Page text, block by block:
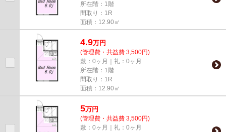
所在階：1階
間取り：1R
面積：12.90㎡
4.9万円
(管理費・共益費 3,500円)
敷：0ヶ月｜礼：0ヶ月
所在階：1階
間取り：1R
面積：12.90㎡
5万円
(管理費・共益費 3,500円)
敷：0ヶ月｜礼：0ヶ月